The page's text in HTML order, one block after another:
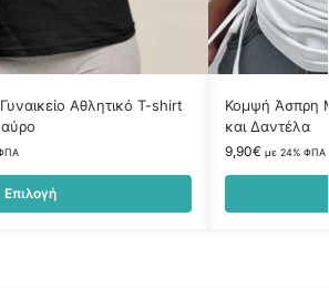
Αθλητικό T-shirt
Επιλογή
Κομψή Άσπρη
και Δαντέλα
9,90€ με 24% ΦΠΑ